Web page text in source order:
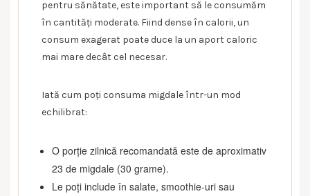
pentru sănătate, este important să le consumăm
în cantități moderate. Fiind dense în calorii, un
consum exagerat poate duce la un aport caloric
mai mare decât cel necesar.
Iată cum poți consuma migdale într-un mod
echilibrat:
O porție zilnică recomandată este de aproximativ
23 de migdale (30 grame).
Le poți include în salate, smoothie-uri sau